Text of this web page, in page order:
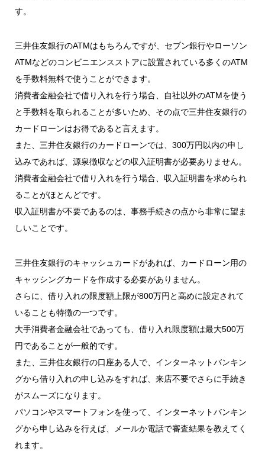
す。
三井住友銀行のATMはもちろんですが、セブン銀行やローソン
ATMなどのコンビニエンスストアに設置されている多くのATM
を手数料無料で使うことができます。
消費者金融会社で借り入れを行う場合、自社以外のATMを使う
と手数料を取られることが多いため、その点で三井住友銀行の
カードローンはお得であると言えます。
また、三井住友銀行のカードローンでは、300万円以内の申し
込みであれば、源泉徴収などの収入証明書が必要ありません。
消費者金融会社で借り入れを行う場合、収入証明書を求められ
ることがほとんどです。
収入証明書が不要であるのは、事務手続きの点から非常に望ま
しいことです。
三井住友銀行のキャッシュカードがあれば、カードローン用の
キャッシングカードを作成する必要がありません。
さらに、借り入れの限度額上限が800万円と高めに設定されて
いることも特徴の一つです。
大手消費者金融会社であっても、借り入れ限度額は最大500万
円であることが一般的です。
また、三井住友銀行の口座ある人で、インターネットバンキン
グから借り入れの申し込みをすれば、来店不要でさらに手続き
がスムーズになります。
パソコンやスマートフォンを使って、インターネットバンキン
グから申し込みを行えば、メールか電話で審査結果を教えてく
れます。